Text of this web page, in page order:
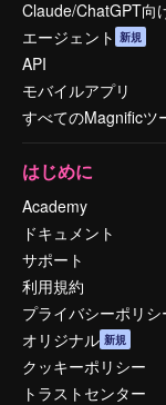
Claude/ChatGPT向
エージェント 新規
API
モバイルアプリ
すべてのMagnificツ
はじめに
Academy
ドキュメント
サポート
利用規約
プライバシーポリシ
オリジナル 新規
クッキーポリシー
トラストセンター